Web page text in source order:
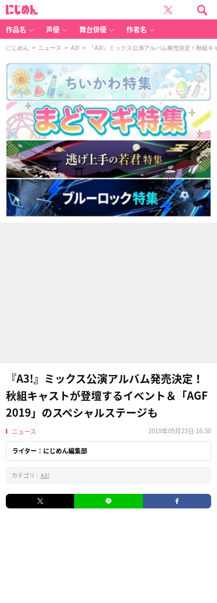
作品名 声優 舞台俳優 作者名
にじめん > ニュース > A3! > 『A3!』ミックス公演アルバム発売決定！秋組
『A3!』ミックス公演アルバム発売決定！
秋組キャストが登壇するイベント＆「AGF
2019」のスペシャルステージも
ニュース 2019年09月23日 16:30
ライター：にじめん編集部
カテゴリ : A3!